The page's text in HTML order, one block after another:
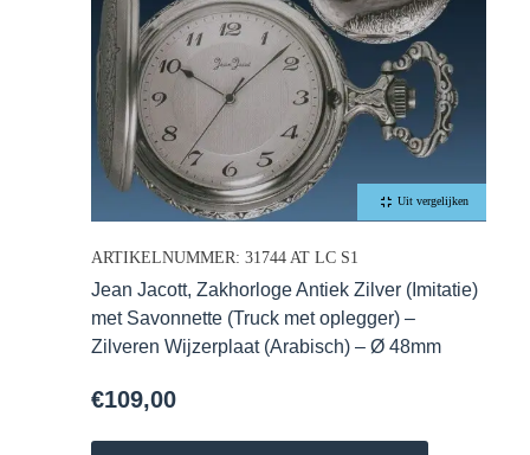
Uit vergelijken
ARTIKELNUMMER: 31744 AT LC S1
Jean Jacott, Zakhorloge Antiek Zilver (Imitatie)
met Savonnette (Truck met oplegger) –
Zilveren Wijzerplaat (Arabisch) – Ø 48mm
€109,00